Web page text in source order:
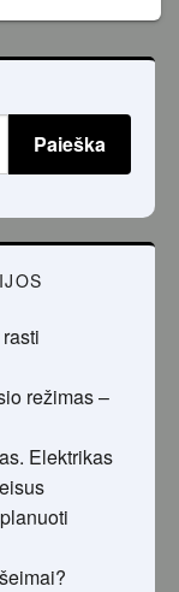
Paieška
režimas –
Elektrikas